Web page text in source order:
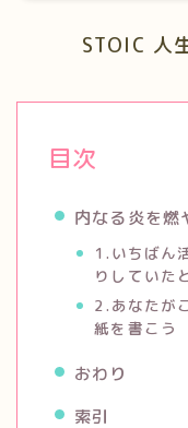
STOIC 人
目次
内なる炎を燃
1.いちばん
りしていた
2.あなたが
紙を書こう
おわり
索引